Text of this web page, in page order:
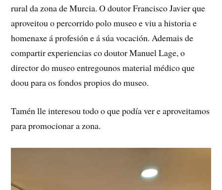
rural da zona de Murcia. O doutor Francisco Javier que
aproveitou o percorrido polo museo e viu a historia e
homenaxe á profesión e á súa vocación. Ademais de
compartir experiencias co doutor Manuel Lage, o
director do museo entregounos material médico que
doou para os fondos propios do museo.
Tamén lle interesou todo o que podía ver e aproveitamos
para promocionar a zona.